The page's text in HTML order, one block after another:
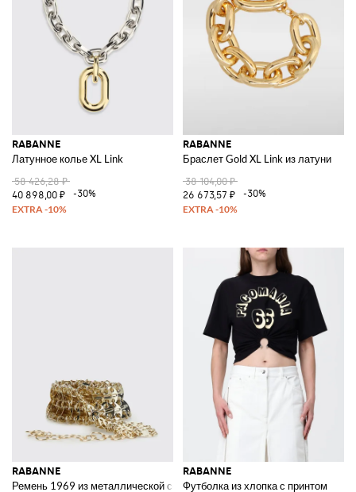
RABANNE
Латунное колье XL Link
58 426,28 ₽
40 898,00 ₽
-30%
RABANNE
Браслет Gold XL Link из латуни
38 104,00 ₽
26 673,57 ₽
-30%
RABANNE
Ремень 1969 из металлической сетки
RABANNE
Футболка из хлопка с принтом